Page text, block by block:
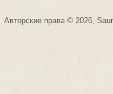
Авторские права © 2026,